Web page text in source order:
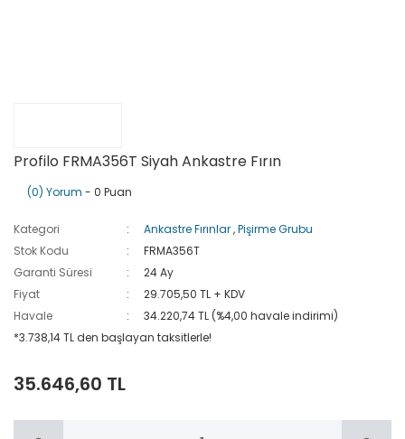
Profilo FRMA356T Siyah Ankastre Fırın
(0) Yorum - 0 Puan
Kategori Ankastre Fırınlar,Pişirme Grubu
Stok Kodu
FRMA356T
Garanti Süresi
24 Ay
Fiyat
29.705,50 TL + KDV
Havale
34.220,74 TL (%4,00 havale indirimi)
*3.738,14 TL den başlayan taksitlerle!
35.646,60 TL